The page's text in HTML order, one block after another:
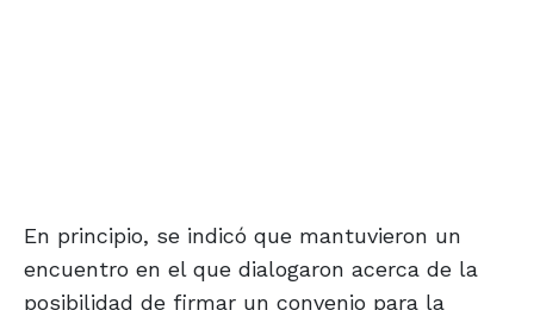
En principio, se indicó que mantuvieron un
encuentro en el que dialogaron acerca de la
posibilidad de firmar un convenio para la